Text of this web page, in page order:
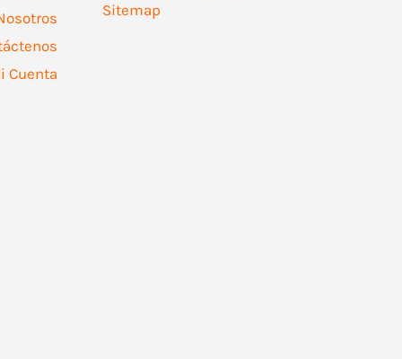
Cuenta
Sitemap